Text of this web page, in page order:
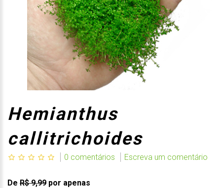
Hemianthus
callitrichoides
0 comentários Escreva um comentário
De R$ 9,99 por apenas